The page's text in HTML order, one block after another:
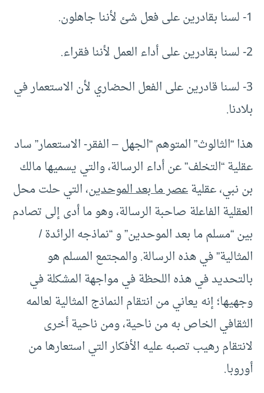
1- لسنا بقادرين على فعل شئ لأننا جاهلون.
2- لسنا بقادرين على أداء العمل لأننا فقراء.
3- لسنا قادرين على الفعل الحضاري لأن الاستعمار في
بلادنا.
هذا “الثالوث” المتوهم “الجهل – الفقر- الاستعمار” ساد
عقلية “التخلف” عن أداء الرسالة، والتي يسميها مالك
بن نبي، عقليةعصر ما بعد الموحدين، التي حلت محل
العقلية الفاعلة صاحبة الرسالة، وهو ما أدى إلى تصادم
بين “مسلم ما بعد الموحدين” و “نماذجه الرائدة /
المثالية” في هذه الرسالة. والمجتمع المسلم هو
بالتحديد في هذه اللحظة في مواجهة المشكلة في
وجهيها؛ إنه يعاني من انتقام النماذج المثالية لعالمه
الثقافي الخاص به من ناحية، ومن ناحية أخرى
لانتقام رهيب تصبه عليه الأفكار التي استعارها من
أوروبا.